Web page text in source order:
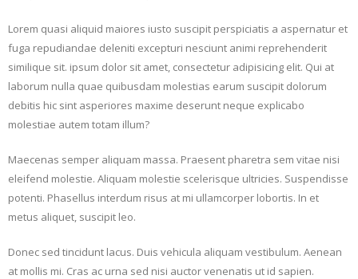
Lorem quasi aliquid maiores iusto suscipit perspiciatis a aspernatur et
fuga repudiandae deleniti excepturi nesciunt animi reprehenderit
similique sit. ipsum dolor sit amet, consectetur adipisicing elit. Qui at
laborum nulla quae quibusdam molestias earum suscipit dolorum
debitis hic sint asperiores maxime deserunt neque explicabo
molestiae autem totam illum?
Maecenas semper aliquam massa. Praesent pharetra sem vitae nisi
eleifend molestie. Aliquam molestie scelerisque ultricies. Suspendisse
potenti. Phasellus interdum risus at mi ullamcorper lobortis. In et
metus aliquet, suscipit leo.
Donec sed tincidunt lacus. Duis vehicula aliquam vestibulum. Aenean
at mollis mi. Cras ac urna sed nisi auctor venenatis ut id sapien.